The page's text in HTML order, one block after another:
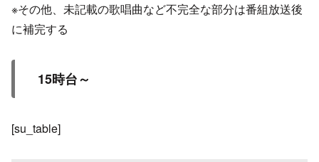
※その他、未記載の歌唱曲など不完全な部分は番組放送後
に補完する
15時台～
[su_table]